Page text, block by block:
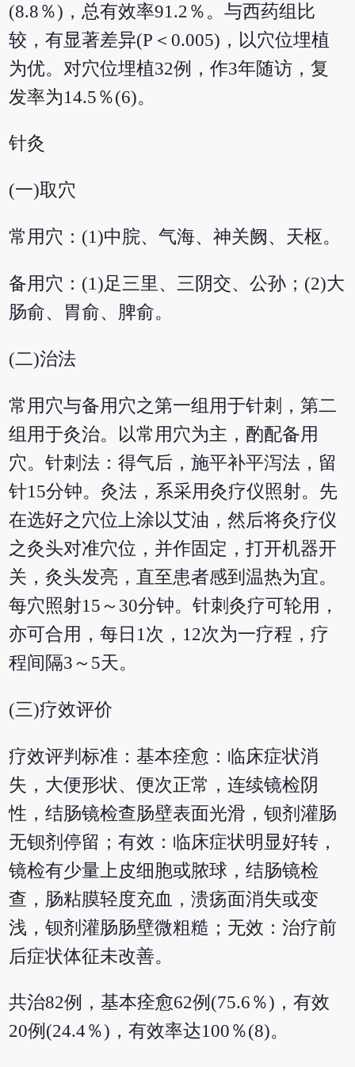
(8.8％)，总有效率91.2％。与西药组比
较，有显著差异(P＜0.005)，以穴位埋植
为优。对穴位埋植32例，作3年随访，复
发率为14.5％(6)。
针灸
(一)取穴
常用穴：(1)中脘、气海、神关阙、天枢。
备用穴：(1)足三里、三阴交、公孙；(2)大
肠俞、胃俞、脾俞。
(二)治法
常用穴与备用穴之第一组用于针刺，第二
组用于灸治。以常用穴为主，酌配备用
穴。针刺法：得气后，施平补平泻法，留
针15分钟。灸法，系采用灸疗仪照射。先
在选好之穴位上涂以艾油，然后将灸疗仪
之灸头对准穴位，并作固定，打开机器开
关，灸头发亮，直至患者感到温热为宜。
每穴照射15～30分钟。针刺灸疗可轮用，
亦可合用，每日1次，12次为一疗程，疗
程间隔3～5天。
(三)疗效评价
疗效评判标准：基本痊愈：临床症状消
失，大便形状、便次正常，连续镜检阴
性，结肠镜检查肠壁表面光滑，钡剂灌肠
无钡剂停留；有效：临床症状明显好转，
镜检有少量上皮细胞或脓球，结肠镜检
查，肠粘膜轻度充血，溃疡面消失或变
浅，钡剂灌肠肠壁微粗糙；无效：治疗前
后症状体征未改善。
共治82例，基本痊愈62例(75.6％)，有效
20例(24.4％)，有效率达100％(8)。